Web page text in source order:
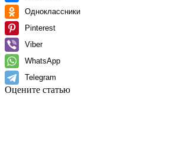
Одноклассники
Pinterest
Viber
WhatsApp
Telegram
Оцените статью